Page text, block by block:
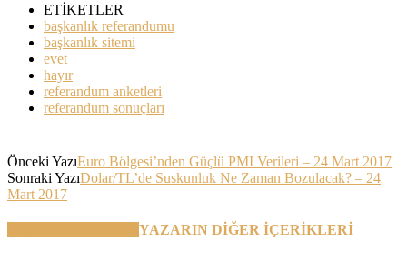
ETİKETLER
başkanlık referandumu
başkanlık sitemi
evet
hayır
referandum anketleri
referandum sonuçları
Önceki YazıEuro Bölgesi’nden Güçlü PMI Verileri – 24 Mart 2017
Sonraki YazıDolar/TL’de Suskunluk Ne Zaman Bozulacak? – 24
Mart 2017
YAZARIN DİĞER İÇERİKLERİ